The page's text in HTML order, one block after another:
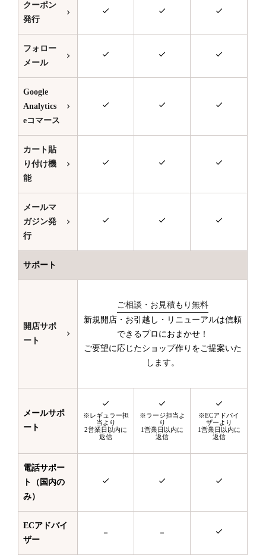
クーポン
発行
フォロー
メール
Google
Analytics
eコマース
カート貼
り付け機
能
メールマ
ガジン発
行
サポート
開店サポ
ート
ご相談・お見積もり無料
新規開店・お引越し・リニューアルは信頼
できるプロにおまかせ！
ご要望に応じたショップ作りをご提案いた
します。
メールサポ
ート
※レギュラー担
当より
2営業日以内に
返信
※ラージ担当よ
り
1営業日以内に
返信
※ECアドバイ
ザーより
1営業日以内に
返信
電話サポー
ト（国内の
み）
ECアドバイ
ザー
－ －